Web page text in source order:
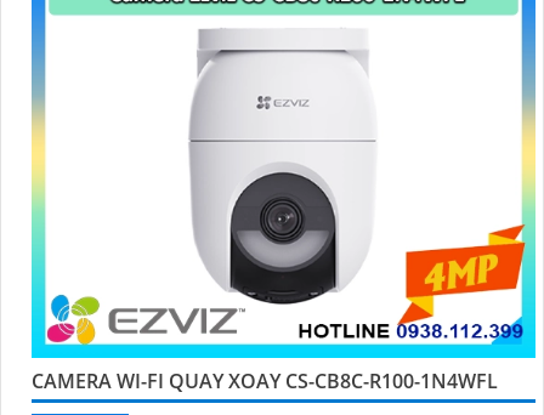
CAMERA WI-FI QUAY XOAY CS-CB8C-R100-1N4WFL